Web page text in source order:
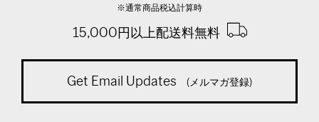
※通常商品税込計算時
15,000円以上配送料無料
Get Email Updates (メルマガ登録)